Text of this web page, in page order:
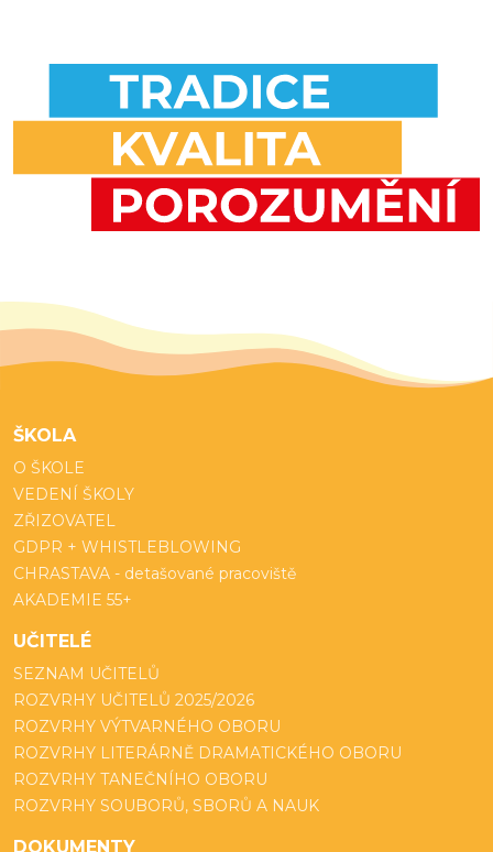
ŠKOLA
O ŠKOLE
VEDENÍ ŠKOLY
ZŘIZOVATEL
GDPR + WHISTLEBLOWING
CHRASTAVA - detašované pracoviště
AKADEMIE 55+
UČITELÉ
SEZNAM UČITELŮ
ROZVRHY UČITELŮ 2025/2026
ROZVRHY VÝTVARNÉHO OBORU
ROZVRHY LITERÁRNĚ DRAMATICKÉHO OBORU
ROZVRHY TANEČNÍHO OBORU
ROZVRHY SOUBORŮ, SBORŮ A NAUK
DOKUMENTY